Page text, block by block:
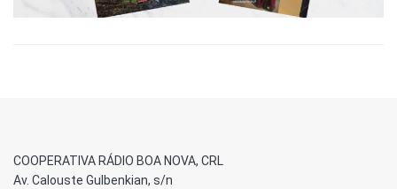
COOPERATIVA RÁDIO BOA NOVA, CRL
Av. Calouste Gulbenkian, s/n